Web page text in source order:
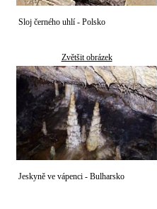
Sloj černého uhlí - Polsko
Zvětšit obrázek
Jeskyně ve vápenci - Bulharsko